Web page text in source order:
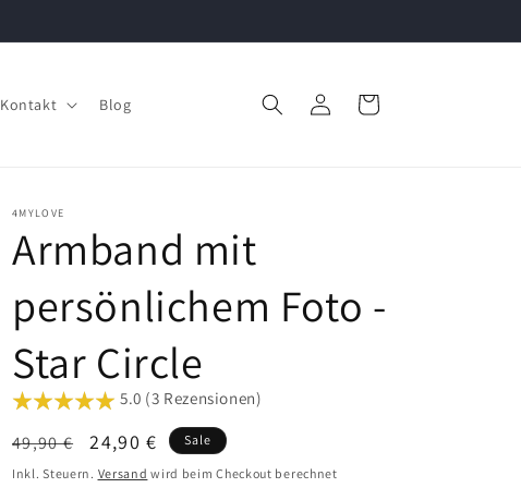
Kontakt Blog EinloggenWarenkorb
4MYLOVE
Armband mit
persönlichem Foto -
Star Circle
5.0 (3 Rezensionen)
Normaler
Preis
49,90 € Verkaufspreis
24,90 € Sale
Inkl. Steuern. Versand wird beim Checkout berechnet